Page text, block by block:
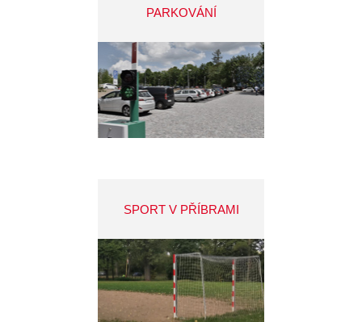
PARKOVÁNÍ
SPORT V PŘÍBRAMI